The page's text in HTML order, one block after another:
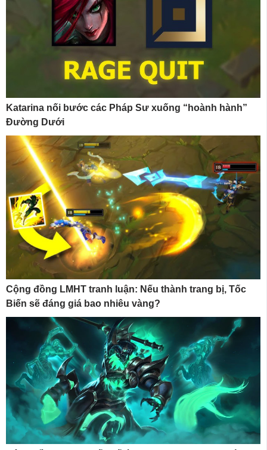
Katarina nối bước các Pháp Sư xuống “hoành hành”
Đường Dưới
Cộng đồng LMHT tranh luận: Nếu thành trang bị, Tốc
Biến sẽ đáng giá bao nhiêu vàng?